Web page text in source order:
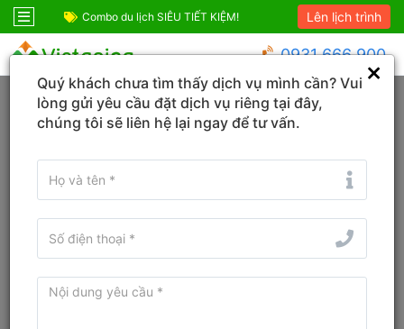
Combo du lịch SIÊU TIẾT KIỆM! Combo Phú Quốc
Lên lịch trình
0931 666 900
Trang chủ Huế Phong Quảng
Tìm tên Khách sạn, Tỉnh/TP, Địa danh...
Tìm khách sạn ở gần đây
Từ ngày - Đến ngày
Quý khách chưa tìm thấy dịch vụ mình cần? Vui
lòng gửi yêu cầu đặt dịch vụ riêng tại đây,
chúng tôi sẽ liên hệ lại ngay để tư vấn.